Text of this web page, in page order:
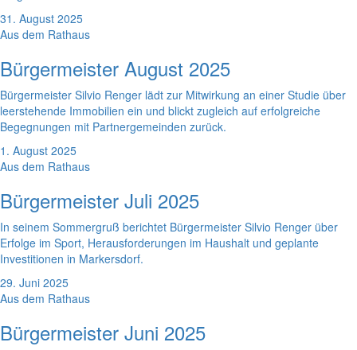
31. August 2025
Aus dem Rathaus
Bürgermeister August 2025
Bürgermeister Silvio Renger lädt zur Mitwirkung an einer Studie über
leerstehende Immobilien ein und blickt zugleich auf erfolgreiche
Begegnungen mit Partnergemeinden zurück.
1. August 2025
Aus dem Rathaus
Bürgermeister Juli 2025
In seinem Sommergruß berichtet Bürgermeister Silvio Renger über
Erfolge im Sport, Herausforderungen im Haushalt und geplante
Investitionen in Markersdorf.
29. Juni 2025
Aus dem Rathaus
Bürgermeister Juni 2025